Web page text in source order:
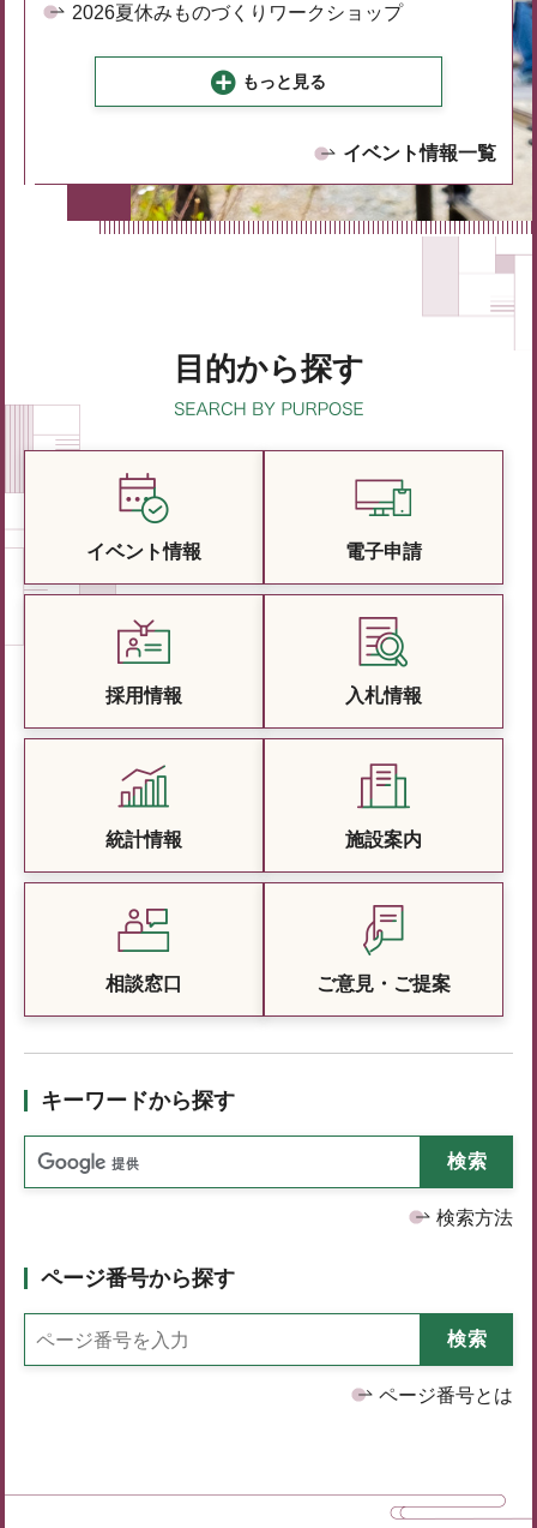
2026夏休みものづくりワークショップ
もっと見る
イベント情報一覧
目的から探す
イベント情報 電子申請
採用情報 入札情報
統計情報 施設案内
相談窓口 ご意見・ご提案
キーワードから探す
検索方法
ページ番号から探す
ページ番号とは